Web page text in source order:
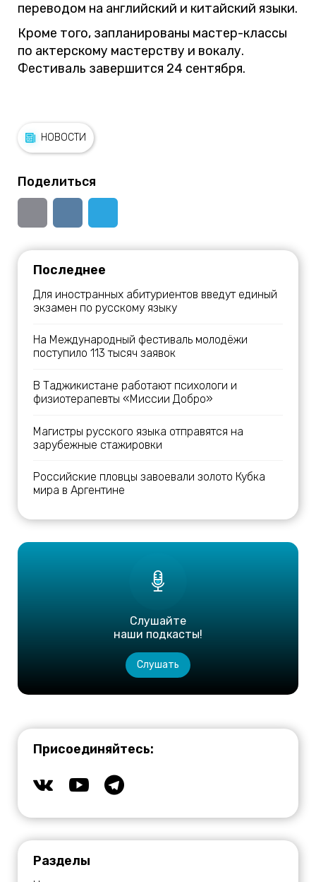
переводом на английский и китайский языки.
Кроме того, запланированы мастер-классы
по актерскому мастерству и вокалу.
Фестиваль завершится 24 сентября.
НОВОСТИ
Поделиться
Последнее
Для иностранных абитуриентов введут единый
экзамен по русскому языку
На Международный фестиваль молодёжи
поступило 113 тысяч заявок
В Таджикистане работают психологи и
физиотерапевты «Миссии Добро»
Магистры русского языка отправятся на
зарубежные стажировки
Российские пловцы завоевали золото Кубка
мира в Аргентине
Слушайте
наши подкасты!
Слушать
Присоединяйтесь:
Разделы